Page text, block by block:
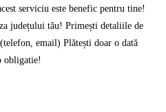
serviciu este benefic pentru tine!
județului tău! Primești detaliile de
email) Plătești doar o dată
obligatie!